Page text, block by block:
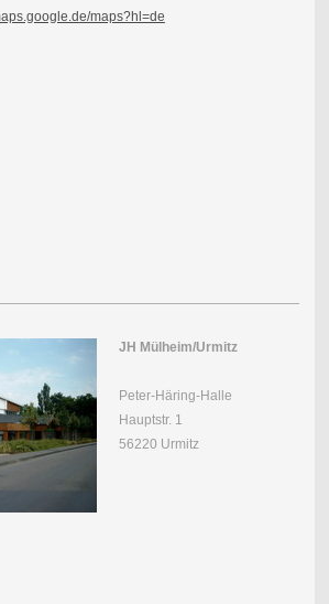
maps?hl=de
JH Mülheim/Urmitz
Peter-Häring-Halle
Hauptstr. 1
56220 Urmitz